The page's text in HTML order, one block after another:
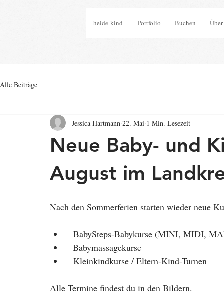
heide-kind Portfolio Buchen
Alle Beiträge
Neue Baby- und
August im
Jessica Hartmann 22. Mai 1 Min. Lesezeit
Nach den Sommerferien starten wieder neue
BabySteps-Babykurse (MINI, MIDI,
  Babymassagekurse
Kleinkindkurse / Eltern-Kind-Turnen
Alle Termine findest du in den Bildern.